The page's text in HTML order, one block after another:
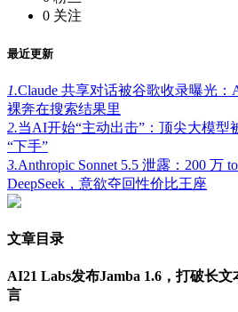
0 关注
最近更新
1.Claude 共享对话被谷歌收录曝光
裸奔在搜索结果里
2.当AI开始“主动出击”：顶尖大模型
“下手”
3.Anthropic Sonnet 5.5 泄露：200 万
DeepSeek，意欲夺回性价比王座
文章目录
AI21 Labs发布Jamba 1.6，打破长
言